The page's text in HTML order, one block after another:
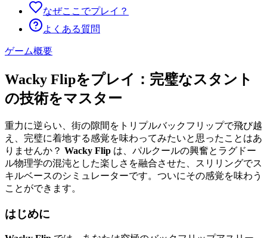
なぜここでプレイ？
よくある質問
ゲーム概要
Wacky Flipをプレイ：完璧なスタント
の技術をマスター
重力に逆らい、街の隙間をトリプルバックフリップで飛び越
え、完璧に着地する感覚を味わってみたいと思ったことはあ
りませんか？ Wacky Flip は、パルクールの興奮とラグドー
ル物理学の混沌とした楽しさを融合させた、スリリングでス
キルベースのシミュレーターです。ついにその感覚を味わう
ことができます。
はじめに